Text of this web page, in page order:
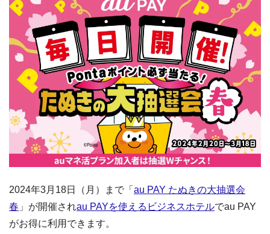
2024年3月18日（月）まで「 au PAY たぬきの大抽選会
春 」が開催されau PAYを使えるビジネスホテルでau PAY
がお得に利用できます。